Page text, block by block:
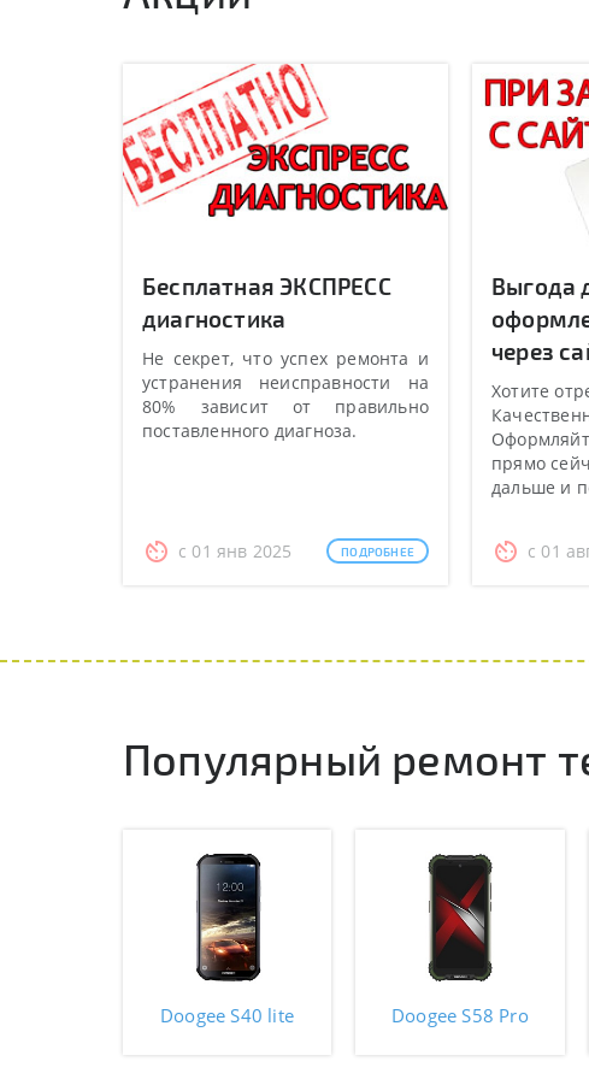
Бесплатная ЭКСПРЕСС
диагностика
Не секрет, что успех ремонта и
устранения неисправности на
80% зависит от правильно
поставленного диагноза.
с 01 янв 2025 ПОДРОБНЕЕ
Выгода
через
Хотите
прямо
дальше и
с 01
Популярный ремонт
Doogee S40 lite Doogee S58 Pro